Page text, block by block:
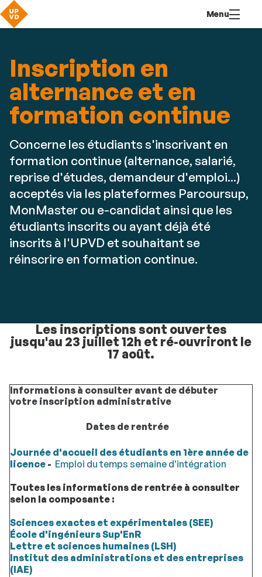
contenu
Menu
Inscription en
alternance et en
formation continue
Concerne les étudiants s'inscrivant en
formation continue (alternance, salarié,
reprise d'études, demandeur d'emploi...)
acceptés via les plateformes Parcoursup,
MonMaster ou e-candidat ainsi que les
étudiants inscrits ou ayant déjà été
inscrits à l'UPVD et souhaitant se
réinscrire en formation continue.
Les inscriptions sont ouvertes
jusqu'au 23 juillet 12h et ré-ouvriront le
17 août.
Informations à consulter avant de débuter
votre inscription administrative
Dates de rentrée
Journée d'accueil des étudiants en 1ère année de
licence - Emploi du temps semaine d'intégration
Toutes les informations de rentrée à consulter
selon la composante :
Sciences exactes et expérimentales (SEE)
École d'ingénieurs Sup'EnR
Lettre et sciences humaines (LSH)
Institut des administrations et des entreprises
(IAE)